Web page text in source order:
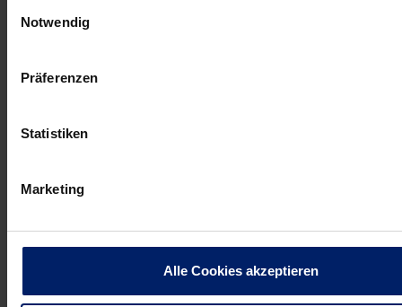
Notwendig
Präferenzen
Statistiken
Marketing
Alle Cookies akzeptieren
Newsletter
navigation
(Echo)
Quote
(RP)